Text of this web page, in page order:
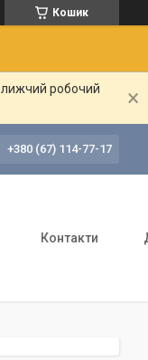
Кошик
робочий
+380 (67) 114-77-17
Контакти